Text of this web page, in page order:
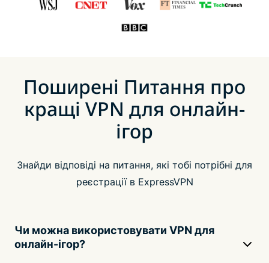
Поширені Питання про
кращі VPN для онлайн-
ігор
Знайди відповіді на питання, які тобі потрібні для
реєстрації в ExpressVPN
Чи можна використовувати VPN для
онлайн-ігор?